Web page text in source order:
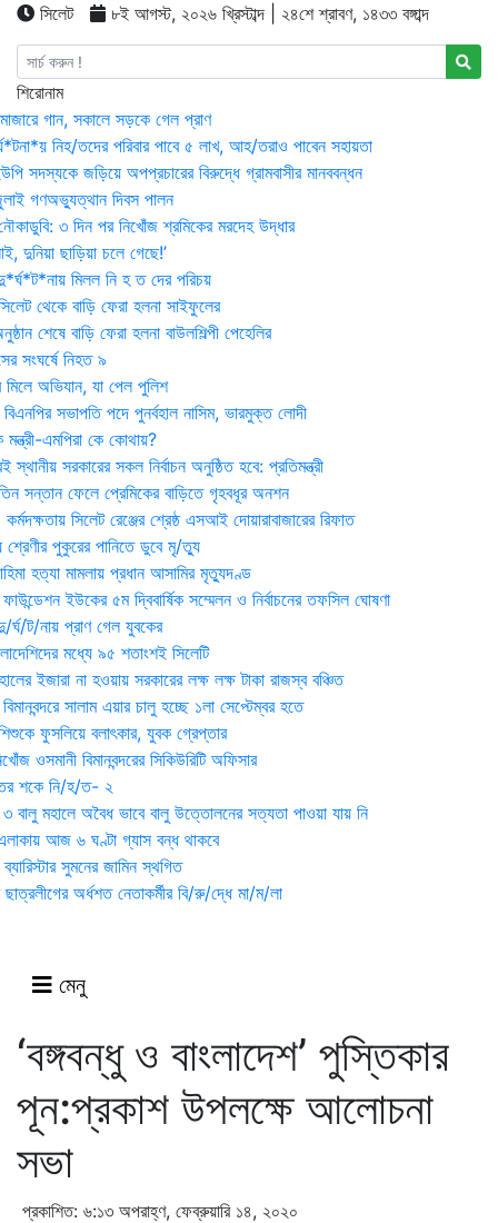
সিলেট ৮ই আগস্ট, ২০২৬ খ্রিস্টাব্দ | ২৪শে শ্রাবণ, ১৪৩৩ বঙ্গাব্দ
শিরোনাম
গান, সকালে সড়কে গেল প্রাণ
নিহ/তদের পরিবার পাবে ৫ লাখ, আহ/তরাও পাবেন সহায়তা
সদস্যকে জড়িয়ে অপপ্রচারের বিরুদ্ধে গ্রামবাসীর মানববন্ধন
গণঅভ্যুত্থান দিবস পালন
৩ দিন পর নিখোঁজ শ্রমিকের মরদেহ উদ্ধার
দুনিয়া ছাড়িয়া চলে গেছে!’
মিলল নি হ ত দের পরিচয়
থেকে বাড়ি ফেরা হলনা সাইফুলের
শেষে বাড়ি ফেরা হলনা বাউলশিল্পী পেহেলির
সংঘর্ষে নিহত ৯
মিলে অভিযান, যা পেল পুলিশ
সভাপতি পদে পুনর্বহাল নাসিম, ভারমুক্ত লোদী
মন্ত্রী-এমপিরা কে কোথায়?
সরকারের সকল নির্বাচন অনুষ্ঠিত হবে: প্রতিমন্ত্রী
সন্তান ফেলে প্রেমিকের বাড়িতে গৃহবধূর অনশন
সিলেট রেঞ্জের শ্রেষ্ঠ এসআই দোয়ারাবাজারের রিফাত
শ্রেণীর পুকুরের পানিতে ডুবে মৃ/ত্যু
হত্যা মামলায় প্রধান আসামির মৃত্যুদণ্ড
ইউকের ৫ম দ্বিবার্ষিক সম্মেলন ও নির্বাচনের তফসিল ঘোষণা
ট/নায় প্রাণ গেল যুবকের
মধ্যে ৯৫ শতাংশই সিলেটি
ইজারা না হওয়ায় সরকারের লক্ষ লক্ষ টাকা রাজস্ব বঞ্চিত
সালাম এয়ার চালু হচ্ছে ১লা সেপ্টেম্বর হতে
ফুসলিয়ে বলাৎকার, যুবক গ্রেপ্তার
ওসমানী বিমানবন্দরের সিকিউরিটি অফিসার
শকে নি/হ/ত- ২
বালু মহালে অবৈধ ভাবে বালু উত্তোলনের সত্যতা পাওয়া যায় নি
আজ ৬ ঘণ্টা গ্যাস বন্ধ থাকবে
সুমনের জামিন স্থগিত
ছাত্রলীগের অর্ধশত নেতাকর্মীর বি/রু/দ্ধে মা/ম/লা
মেনু
‘বঙ্গবন্ধু ও বাংলাদেশ’ পুস্তিকার
পূন:প্রকাশ উপলক্ষে আলোচনা
সভা
প্রকাশিত: ৬:১৩ অপরাহ্ণ, ফেব্রুয়ারি ১৪, ২০২০